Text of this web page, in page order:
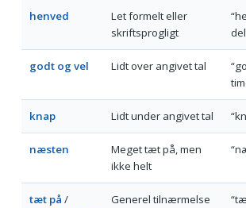
henved
Let formelt eller
skriftsprogligt
godt og vel Lidt over angivet tal
knap Lidt under angivet tal
næsten
Meget tæt på, men
ikke helt
tæt på /
Generel tilnærmelse